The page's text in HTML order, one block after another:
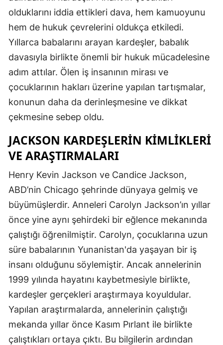
olduklarını iddia ettikleri dava, hem kamuoyunu
hem de hukuk çevrelerini oldukça etkiledi.
Yıllarca babalarını arayan kardeşler, babalık
davasıyla birlikte önemli bir hukuk mücadelesine
adım attılar. Ölen iş insanının mirası ve
çocuklarının hakları üzerine yapılan tartışmalar,
konunun daha da derinleşmesine ve dikkat
çekmesine sebep oldu.
JACKSON KARDEŞLERIN KIMLIKLERI
VE ARAŞTIRMALARI
Henry Kevin Jackson ve Candice Jackson,
ABD’nin Chicago şehrinde dünyaya gelmiş ve
büyümüşlerdir. Anneleri Carolyn Jackson’ın yıllar
önce yine aynı şehirdeki bir eğlence mekanında
çalıştığı öğrenilmiştir. Carolyn, çocuklarına uzun
süre babalarının Yunanistan'da yaşayan bir iş
insanı olduğunu söylemiştir. Ancak annelerinin
1999 yılında hayatını kaybetmesiyle birlikte,
kardeşler gerçekleri araştırmaya koyuldular.
Yapılan araştırmalarda, annelerinin çalıştığı
mekanda yıllar önce Kasım Pırlant ile birlikte
çalıştıkları ortaya çıktı. Bu bilgilerin ardından